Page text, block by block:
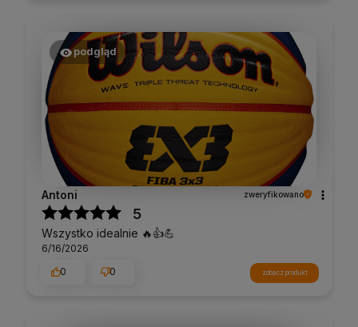
podgląd
Antoni zweryfikowano
5
Wszystko idealnie 🔥👍️💪
6/16/2026
0
0 zobacz produkt